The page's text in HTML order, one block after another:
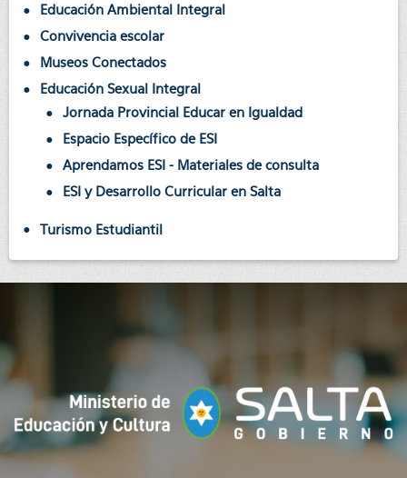
Educación Ambiental Integral
Convivencia escolar
Museos Conectados
Educación Sexual Integral
Jornada Provincial Educar en Igualdad
Espacio Específico de ESI
Aprendamos ESI - Materiales de consulta
ESI y Desarrollo Curricular en Salta
Turismo Estudiantil